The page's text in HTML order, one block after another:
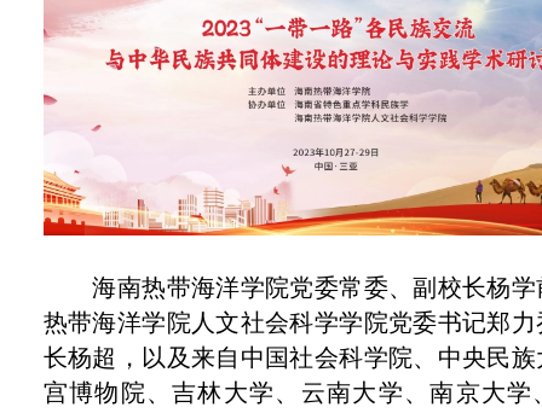
海南热带海洋学院党委常委、副校长杨
热带海洋学院人文社会科学学院党委书记郑
长杨超， 以及来自中国社会科学院、中央民
宫博物院、吉林大学、云南大学、南京大学